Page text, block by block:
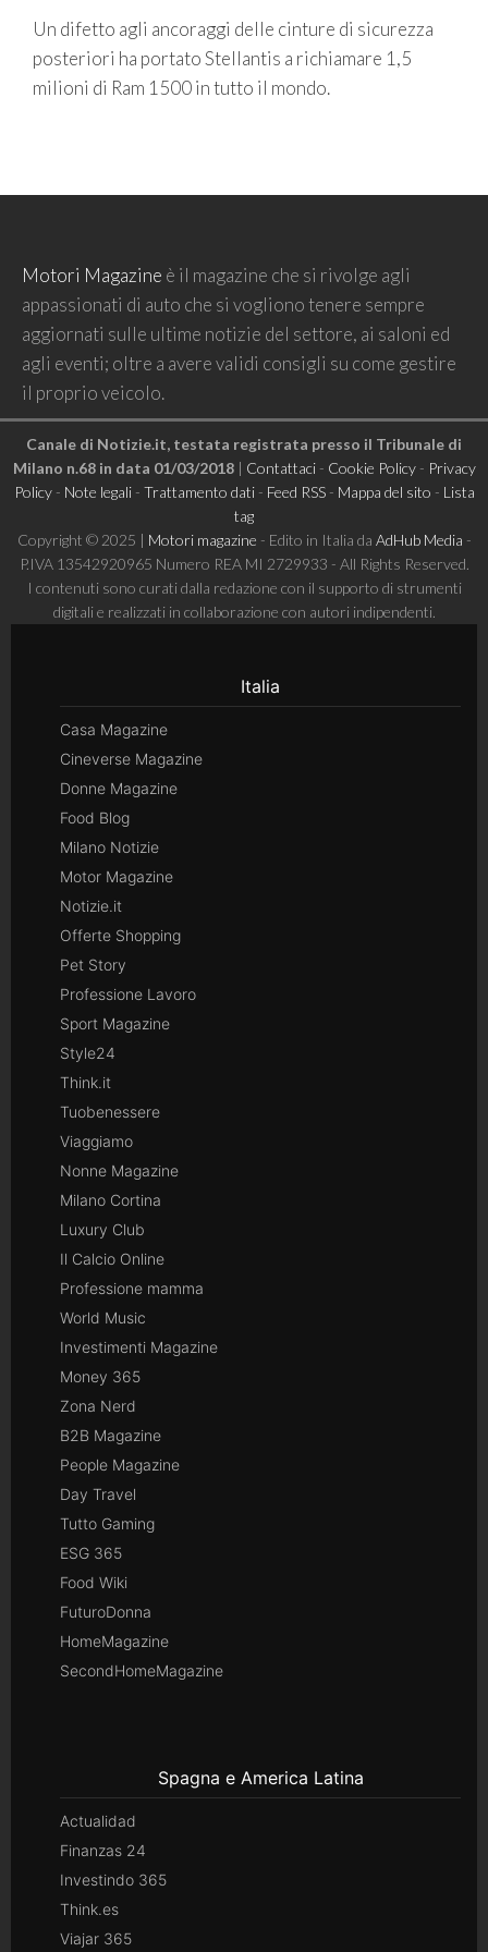
Un difetto agli ancoraggi delle cinture di sicurezza
posteriori ha portato Stellantis a richiamare 1,5
milioni di Ram 1500 in tutto il mondo.
Motori Magazine è il magazine che si rivolge agli
appassionati di auto che si vogliono tenere sempre
aggiornati sulle ultime notizie del settore, ai saloni ed
agli eventi; oltre a avere validi consigli su come gestire
il proprio veicolo.
Canale di Notizie.it, testata registrata presso il Tribunale di
Milano n.68 in data 01/03/2018| Contattaci- Cookie Policy- Privacy
Policy- Note legali- Trattamento dati- Feed RSS- Mappa del sito - Lista
tag
Copyright © 2025 | Motori magazine - Edito in Italia da AdHub Media -
P.IVA 13542920965 Numero REA MI 2729933 - All Rights Reserved.
I contenuti sono curati dalla redazione con il supporto di strumenti
digitali e realizzati in collaborazione con autori indipendenti.
Italia
Casa Magazine
Cineverse Magazine
Donne Magazine
Food Blog
Milano Notizie
Motor Magazine
Notizie.it
Offerte Shopping
Pet Story
Professione Lavoro
Sport Magazine
Style24
Think.it
Tuobenessere
Viaggiamo
Nonne Magazine
Milano Cortina
Luxury Club
Il Calcio Online
Professione mamma
World Music
Investimenti Magazine
Money 365
Zona Nerd
B2B Magazine
People Magazine
Day Travel
Tutto Gaming
ESG 365
Food Wiki
FuturoDonna
HomeMagazine
SecondHomeMagazine
Spagna e America Latina
Actualidad
Finanzas 24
Investindo 365
Think.es
Viajar 365